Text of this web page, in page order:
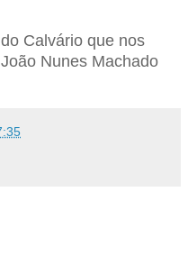
Calvário que nos
Nunes Machado